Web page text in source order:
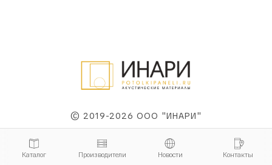
Каталог Производители Новости Контакты
© 2019-2026 ООО "ИНАРИ"